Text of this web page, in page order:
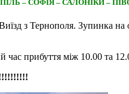
– СОФІЯ – САЛОНІКИ –
з Тернополя. Зупинка
час прибуття між 10.00 та